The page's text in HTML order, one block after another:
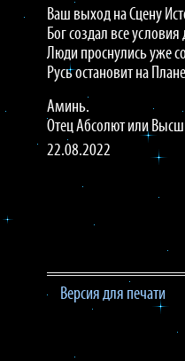
Ваш выход на Сцену
Бог создал все
Люди проснулись уже
Русь остановит на
Аминь.
Отец Абсолют или
22.08.2022
Версия для печати